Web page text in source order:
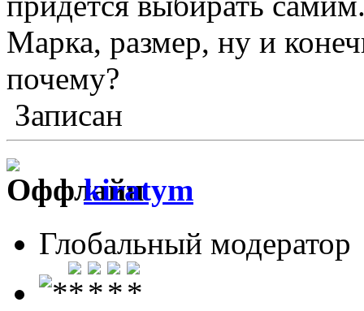
Марка, размер, ну и
почему?
Записан
kiratym
Глобальный модератор